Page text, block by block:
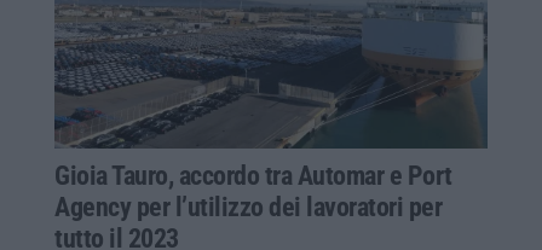
Gioia Tauro, accordo tra Automar e Port
Agency per l’utilizzo dei lavoratori per
tutto il 2023